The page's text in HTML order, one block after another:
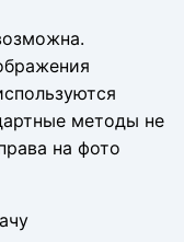
методы не
на фото